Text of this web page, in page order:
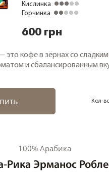
Кислинка
Горчинка
600 грн
это кофе в зёрнах со сладким
и сбалансированным
Кол-
100% Арабика
Рика Эрманоc